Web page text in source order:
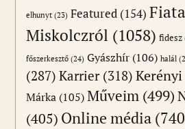
elhunyt (23) Featured (154)
Miskolczról (1058) fidesz
főszerkesztő (24) Gyászhír (106) halál
(287) Karrier(318)
Márka (105) Műveim (499)
(405) Online média